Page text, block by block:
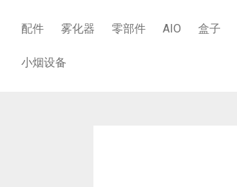
配件 雾化器 零部件 AIO 盒子
小烟设备